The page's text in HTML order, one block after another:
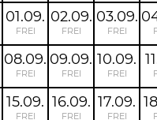
01.09.
FREI
02.09.
FREI
03.09.
FREI
08.09.
FREI
09.09.
FREI
10.09.
FREI
15.09.
FREI
16.09.
FREI
17.09.
FREI